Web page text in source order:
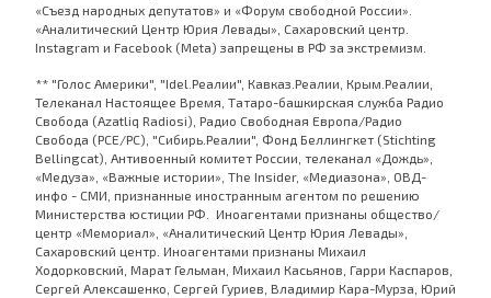
«Съезд народных депутатов» и «Форум свободной России».
«Аналитический Центр Юрия Левады», Сахаровский центр.
Instagram и Facebook (Metа) запрещены в РФ за экстремизм.
** "Голос Америки", "Idel.Реалии", Кавказ.Реалии, Крым.Реалии,
Телеканал Настоящее Время, Татаро-башкирская служба Радио
Свобода (Azatliq Radiosi), Радио Свободная Европа/Радио
Свобода (PCE/PC), "Сибирь.Реалии", Фонд Беллингкет (Stichting
Bellingcat), Антивоенный комитет России, телеканал «Дождь»,
«Медуза», «Важные истории», The Insider, «Медиазона», ОВД-
инфо - СМИ, признанные иностранным агентом по решению
Министерства юстиции РФ. Иноагентами признаны общество/
центр «Мемориал», «Аналитический Центр Юрия Левады»,
Сахаровский центр. Иноагентами признаны Михаил
Ходорковский, Марат Гельман, Михаил Касьянов, Гарри Каспаров,
Сергей Алексашенко, Сергей Гуриев, Владимир Кара-Мурза, Юрий